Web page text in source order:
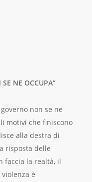
NE OCCUPA”
non se ne
motivi che finiscono
alla destra di
risposta delle
faccia la realtà, il
è